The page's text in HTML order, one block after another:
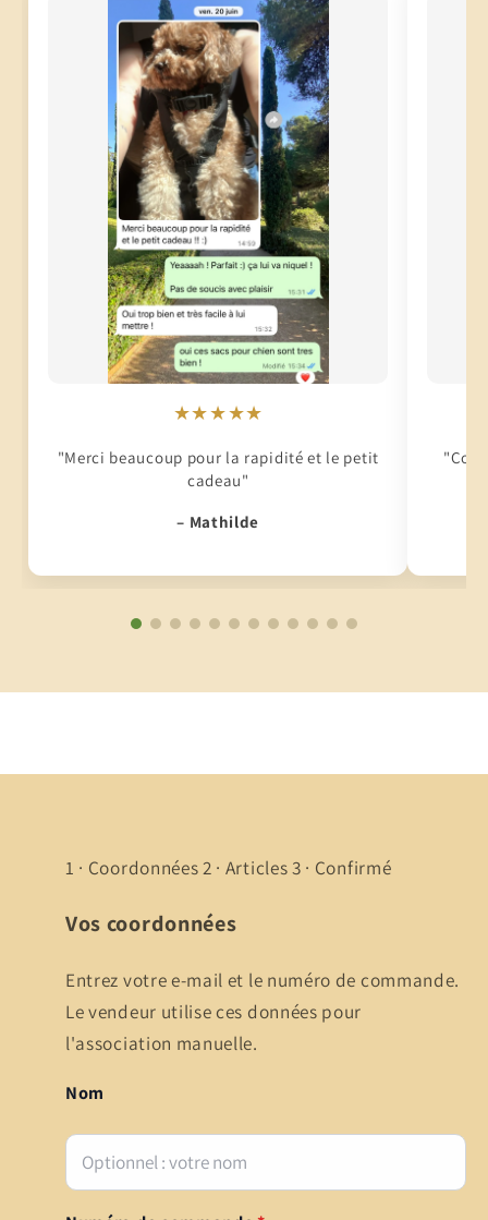
★★★★★
"Merci beaucoup pour la rapidité et le petit
cadeau"
– Mathilde